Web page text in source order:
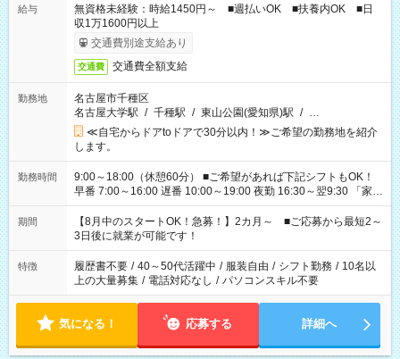
給与
無資格未経験：時給1450円～ ■週払いOK ■扶養内OK ■日
収1万1600円以上
交通費別途支給あり
交通費 交通費全額支給
勤務地
名古屋市千種区
名古屋大学駅 / 千種駅 / 東山公園(愛知県)駅 / …
≪自宅からドアtoドアで30分以内！≫ご希望の勤務地を紹介
します。
勤務時間
9:00～18:00（休憩60分） ■ご希望があれば下記シフトもOK！
早番 7:00～16:00 遅番 10:00～19:00 夜勤 16:30～翌9:30 「家族
と休みを合わせたい」 「余裕を持って夕飯の準備がしたい」
「できれば残業はしたくない」 など、ご希望を教えてください
ね。 ※Wワーク希望の方へ 今ご覧のお仕事で希望する勤務時間
と、もう1つのお仕事の勤務時間。 合計で週40時間を超える場
合は応募できません。
期間
【8月中のスタートOK！急募！】2カ月～ ■ご応募から最短2～
3日後に就業が可能です！
特徴 履歴書不要 / 40～50代活躍中 / 服装自由 / シフト勤務 / 10名以
上の大量募集 / 電話対応なし / パソコンスキル不要
気になる！ 応募する 詳細へ